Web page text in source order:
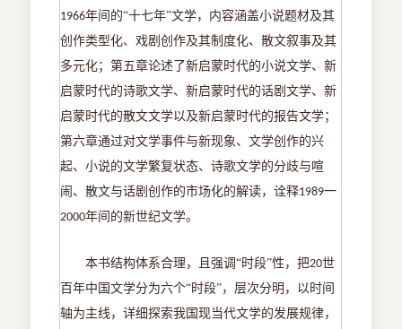
1966年间的“十七年”文学，内容涵盖小说题材及其
创作类型化、戏剧创作及其制度化、散文叙事及其
多元化；第五章论述了新启蒙时代的小说文学、新
启蒙时代的诗歌文学、新启蒙时代的话剧文学、新
启蒙时代的散文文学以及新启蒙时代的报告文学；
第六章通过对文学事件与新现象、文学创作的兴
起、小说的文学繁复状态、诗歌文学的分歧与喧
闹、散文与话剧创作的市场化的解读，诠释1989一
2000年间的新世纪文学。
本书结构体系合理，且强调“时段”性，把20世
百年中国文学分为六个“时段”，层次分明，以时间
轴为主线，详细探索我国现当代文学的发展规律，